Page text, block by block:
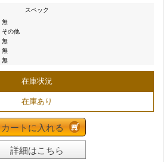
スペック
無
その他
無
無
無
在庫状況
在庫あり
カートに入れる
詳細はこちら